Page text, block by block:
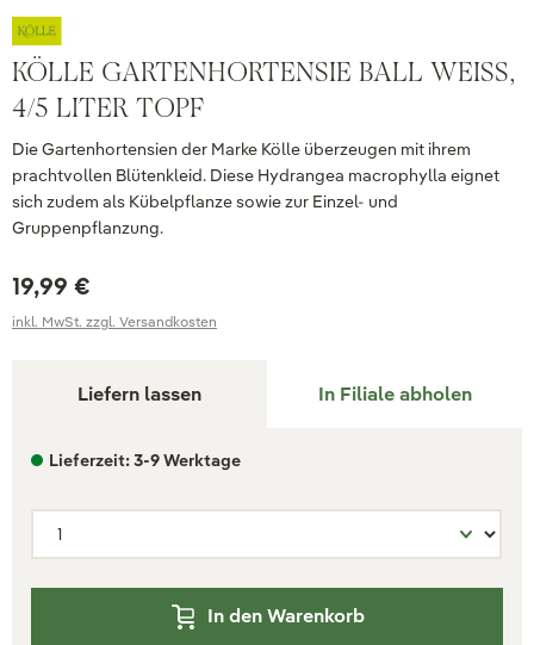
KÖLLE GARTENHORTENSIE BALL WEISS, 4
/5 LITER TOPF
Die Gartenhortensien der Marke Kölle überzeugen mit ihrem
prachtvollen Blütenkleid. Diese Hydrangea macrophylla eignet
sich zudem als Kübelpflanze sowie zur Einzel- und
Gruppenpflanzung.
19,99 €
inkl. MwSt. zzgl. Versandkosten
Liefern lassen In Filiale abholen
Lieferzeit: 3-9 Werktage
In den Warenkorb